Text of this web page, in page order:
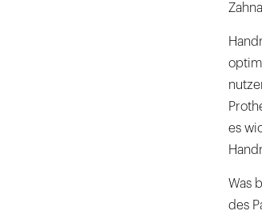
es
Was
des